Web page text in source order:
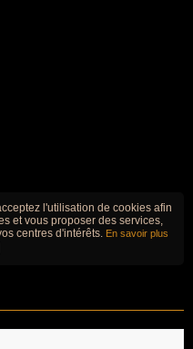
l'utilisation de cookies afin
et vous proposer des services,
centres d'intérêts. En savoir plus